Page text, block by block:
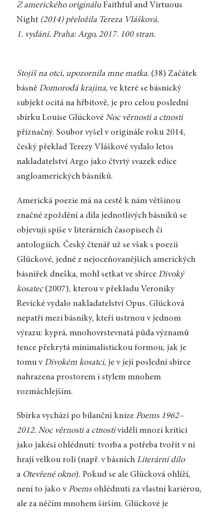
Z amerického originálu Faithful and Virtuous
Night(2014) přeložila Tereza Vlášková.
1. vydání. Praha: Argo, 2017. 100 stran.
Stojíš na otci, upozornila mne matka. (38) Začátek
básně Domorodá krajina, ve které se básnický
subjekt ocitá na hřbitově, je pro celou poslední
sbírku Louise Glückové Noc věrnosti a ctnosti
příznačný. Soubor vyšel v originále roku 2014,
český překlad Terezy Vláškové vydalo letos
nakladatelství Argo jako čtvrtý svazek edice
angloamerických básníků.
Americká poezie má na cestě k nám většinou
značné zpoždění a díla jednotlivých básníků se
objevují spíše v literárních časopisech či
antologiích. Český čtenář už se však s poezií
Glückové, jedné z nejoceňovanějších amerických
básnířek dneška, mohl setkat ve sbírce Divoký
kosatec(2007), kterou v překladu Veroniky
Revické vydalo nakladatelství Opus. Glücková
nepatří mezi básníky, kteří ustrnou v jednom
výrazu: kyprá, mnohovrstevnatá půda významů
tence překrytá minimalistickou formou, jak je
tomu vDivokém kosatci, je v její poslední sbírce
nahrazena prostorem i stylem mnohem
rozmáchlejším.
Sbírka vychází po bilanční knize Poems 1962–
2012. Noc věrnosti a ctnostividěli mnozí kritici
jako jakési ohlédnutí: tvorba a potřeba tvořit v ní
hrají velkou roli (např. v básních Literární dílo
a Otevřené okno). Pokud se ale Glücková ohlíží,
není to jako v Poemsohlédnutí za vlastní kariérou,
ale za něčím mnohem širším. Glückové je